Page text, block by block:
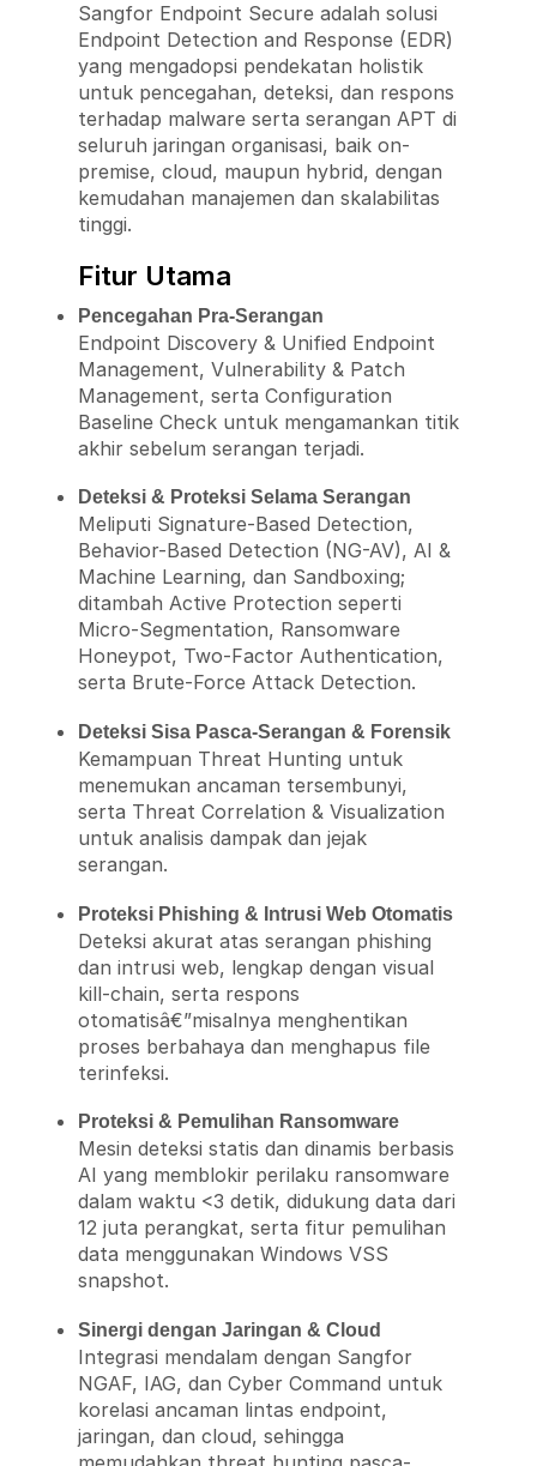
Sangfor Endpoint Secure adalah solusi
Endpoint Detection and Response (EDR)
yang mengadopsi pendekatan holistik
untuk pencegahan, deteksi, dan respons
terhadap malware serta serangan APT di
seluruh jaringan organisasi, baik on-
premise, cloud, maupun hybrid, dengan
kemudahan manajemen dan skalabilitas
tinggi.
Fitur Utama
Pencegahan Pra-Serangan
Endpoint Discovery & Unified Endpoint
Management, Vulnerability & Patch
Management, serta Configuration
Baseline Check untuk mengamankan titik
akhir sebelum serangan terjadi.
Deteksi & Proteksi Selama Serangan
Meliputi Signature-Based Detection,
Behavior-Based Detection (NG-AV), AI &
Machine Learning, dan Sandboxing;
ditambah Active Protection seperti
Micro-Segmentation, Ransomware
Honeypot, Two-Factor Authentication,
serta Brute-Force Attack Detection.
Deteksi Sisa Pasca-Serangan & Forensik
Kemampuan Threat Hunting untuk
menemukan ancaman tersembunyi,
serta Threat Correlation & Visualization
untuk analisis dampak dan jejak
serangan.
Proteksi Phishing & Intrusi Web Otomatis
Deteksi akurat atas serangan phishing
dan intrusi web, lengkap dengan visual
kill-chain, serta respons
otomatisâ€”misalnya menghentikan
proses berbahaya dan menghapus file
terinfeksi.
Proteksi & Pemulihan Ransomware
Mesin deteksi statis dan dinamis berbasis
AI yang memblokir perilaku ransomware
dalam waktu <3 detik, didukung data dari
12 juta perangkat, serta fitur pemulihan
data menggunakan Windows VSS
snapshot.
Sinergi dengan Jaringan & Cloud
Integrasi mendalam dengan Sangfor
NGAF, IAG, dan Cyber Command untuk
korelasi ancaman lintas endpoint,
jaringan, dan cloud, sehingga